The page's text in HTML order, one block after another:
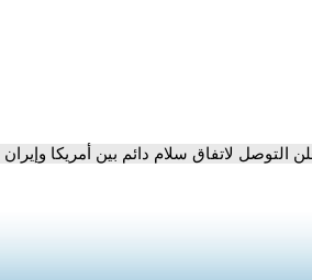
التوصل لاتفاق سلام دائم بين أمريكا وإيران